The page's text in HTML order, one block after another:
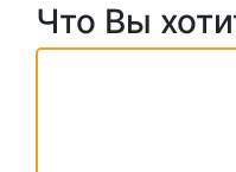
Что Вы